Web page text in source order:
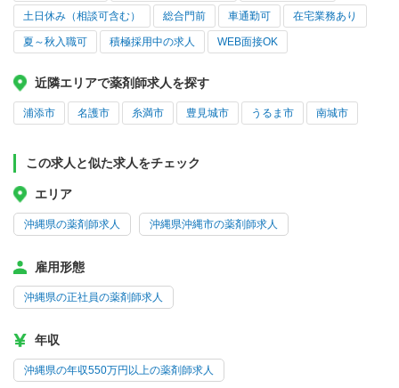
土日休み（相談可含む） 総合門前 車通勤可 在宅業務あり
夏～秋入職可 積極採用中の求人 WEB面接OK
近隣エリアで薬剤師求人を探す
浦添市 名護市 糸満市 豊見城市 うるま市 南城市
この求人と似た求人をチェック
エリア
沖縄県の薬剤師求人 沖縄県沖縄市の薬剤師求人
雇用形態
沖縄県の正社員の薬剤師求人
年収
沖縄県の年収550万円以上の薬剤師求人